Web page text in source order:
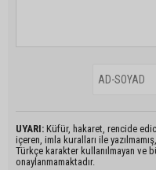
UYARI: Küfür, hakaret, rencide
içeren, imla kuralları ile yazılmamış,
Türkçe karakter kullanılmayan ve
onaylanmamaktadır.